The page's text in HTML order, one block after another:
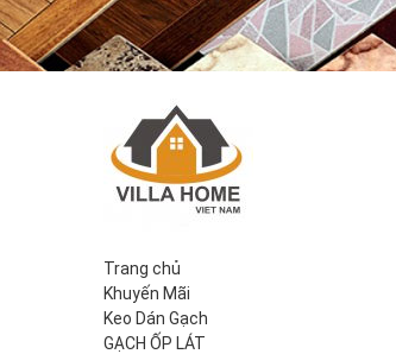
Trang chủ
Khuyến Mãi
Keo Dán Gạch
GẠCH ỐP LÁT